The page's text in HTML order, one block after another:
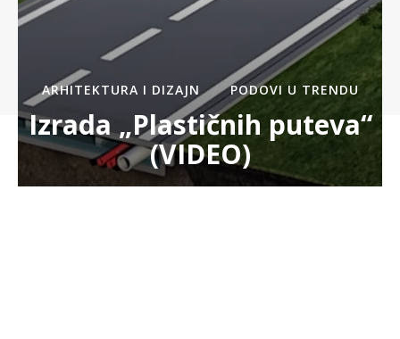
ARHITEKTURA I DIZAJN PODOVI U TRENDU
Izrada „Plastičnih puteva“
(VIDEO)